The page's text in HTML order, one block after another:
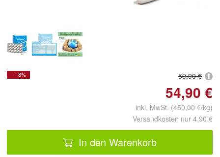
- 8% 59,90 €
54,90 €
inkl. MwSt. (450,00 €/kg)
Versandkosten nur 4,90 €
In den Warenkorb